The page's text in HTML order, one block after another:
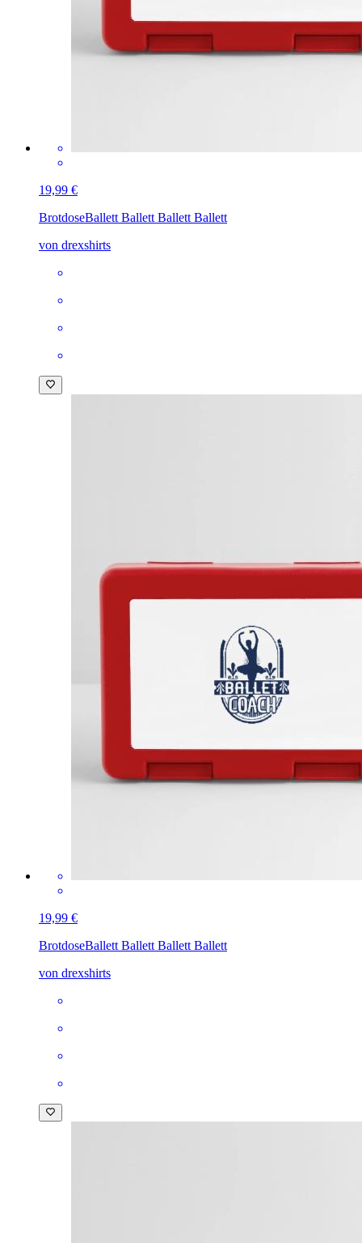
19,99 €
BrotdoseBallett Ballett Ballett Ballett
von drexshirts
19,99 €
BrotdoseBallett Ballett Ballett Ballett
von drexshirts